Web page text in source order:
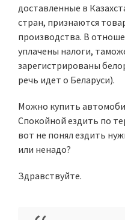
доставленные в
стран, признаются
производства. В
уплачены налоги,
зарегистрированы
речь идет о Беларуси).
Можно купить
Спокойной ездить по
вот не понял ездить
или ненадо?
Здравствуйте.